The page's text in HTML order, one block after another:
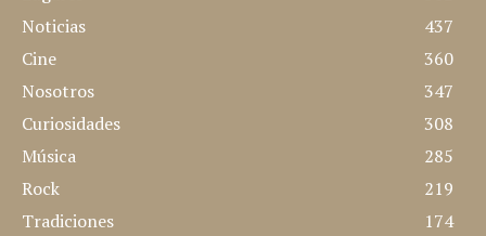
Noticias
437
Cine
360
Nosotros
347
Curiosidades
308
Música
285
Rock
219
Tradiciones
174